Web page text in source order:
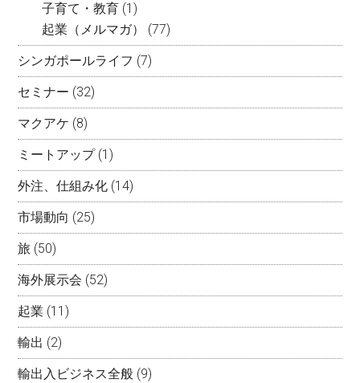
子育て・教育 (1)
起業（メルマガ）
(77)
シンガポールライフ (7)
セミナー (32)
マクアケ (8)
ミートアップ(1)
外注、仕組み化 (14)
市場動向 (25)
旅 (50)
海外展示会 (52)
起業 (11)
輸出 (2)
輸出入ビジネス全般 (9)